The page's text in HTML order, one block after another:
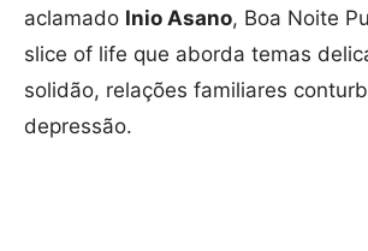
aclamado Inio Asano, Boa Noite
slice of life que aborda temas
solidão, relações familiares
depressão.